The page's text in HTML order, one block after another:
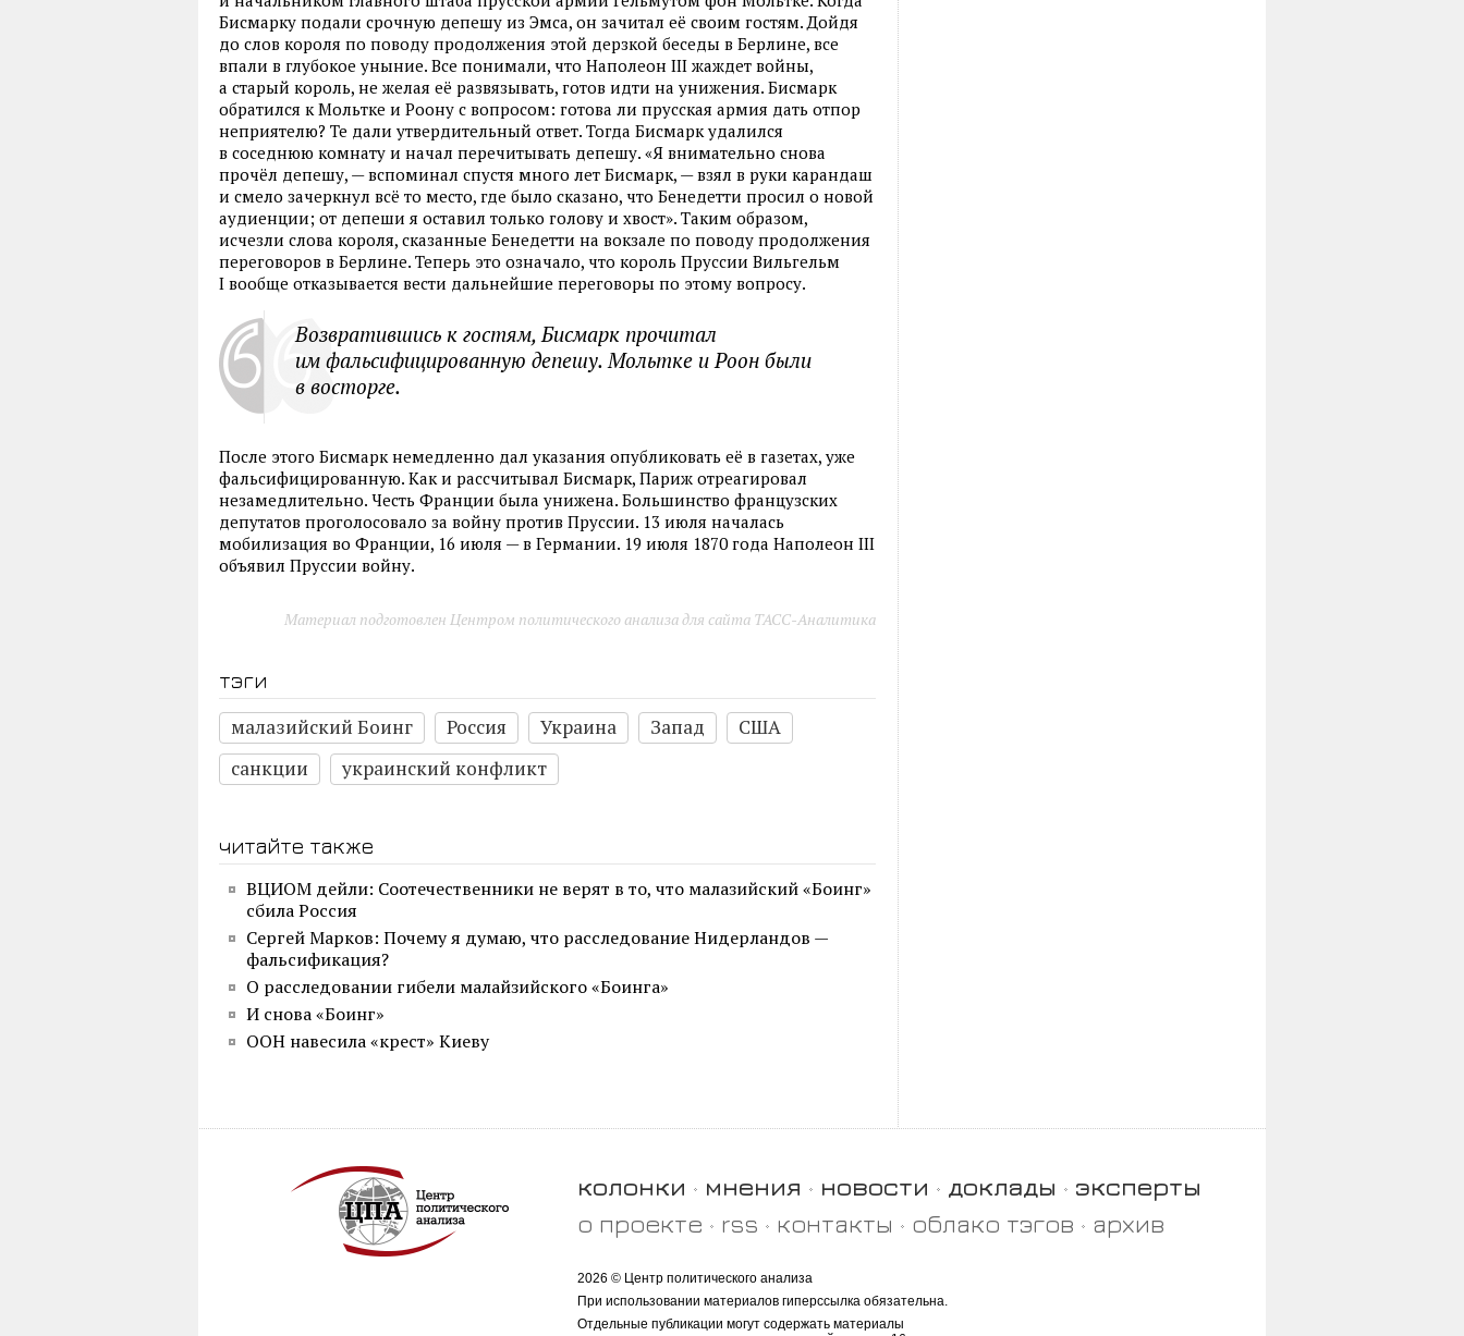
Бисмарку подали срочную депешу из Эмса, он зачитал её своим гостям. Дойдя
до слов короля по поводу продолжения этой дерзкой беседы в Берлине, все
впали в глубокое уныние. Все понимали, что Наполеон III жаждет войны,
а старый король, не желая её развязывать, готов идти на унижения. Бисмарк
обратился к Мольтке и Роону с вопросом: готова ли прусская армия дать отпор
неприятелю? Те дали утвердительный ответ. Тогда Бисмарк удалился
в соседнюю комнату и начал перечитывать депешу. «Я внимательно снова
прочёл депешу, — вспоминал спустя много лет Бисмарк, — взял в руки карандаш
и смело зачеркнул всё то место, где было сказано, что Бенедетти просил о новой
аудиенции; от депеши я оставил только голову и хвост». Таким образом,
исчезли слова короля, сказанные Бенедетти на вокзале по поводу продолжения
переговоров в Берлине. Теперь это означало, что король Пруссии Вильгельм
I вообще отказывается вести дальнейшие переговоры по этому вопросу.
Возвратившись к гостям, Бисмарк прочитал
им фальсифицированную депешу. Мольтке и Роон были
в восторге.
После этого Бисмарк немедленно дал указания опубликовать её в газетах, уже
фальсифицированную. Как и рассчитывал Бисмарк, Париж отреагировал
незамедлительно. Честь Франции была унижена. Большинство французских
депутатов проголосовало за войну против Пруссии. 13 июля началась
мобилизация во Франции, 16 июля — в Германии. 19 июля 1870 года Наполеон III
объявил Пруссии войну.
Материал подготовлен Центром политического анализа для сайта ТАСС-Аналитика
тэги
малазийский Боинг
Россия Украина Запад
США
санкции
украинский конфликт
читайте также
ВЦИОМ дейли: Соотечественники не верят в то, что малазийский «Боинг»
сбила Россия
Сергей Марков: Почему я думаю, что расследование Нидерландов —
фальсификация?
О расследовании гибели малайзийского «Боинга»
И снова «Боинг»
ООН навесила «крест» Киеву
колонки мнения новости доклады
эксперты
о проекте
rss контакты облако тэгов архив
2026 © Центр политического анализа
При использовании материалов гиперссылка обязательна.
Отдельные публикации могут содержать материалы